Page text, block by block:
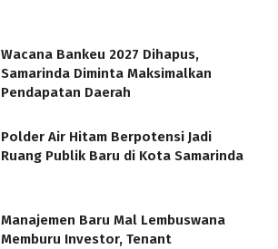
Wacana Bankeu 2027 Dihapus,
Samarinda Diminta Maksimalkan
Pendapatan Daerah
Polder Air Hitam Berpotensi Jadi
Ruang Publik Baru di Kota Samarinda
Manajemen Baru Mal Lembuswana
Memburu Investor, Tenant